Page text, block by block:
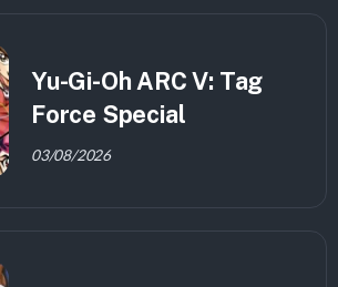
Yu-Gi-Oh ARC V: Tag
Force Special
03/08/2026